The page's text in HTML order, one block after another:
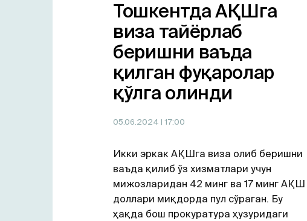
Тошкентда АҚШга
виза тайёрлаб
беришни ваъда
қилган фуқаролар
қўлга олинди
05.06.2024 | 17:00
Икки эркак АҚШга виза олиб беришни
ваъда қилиб ўз хизматлари учун
мижозларидан 42 минг ва 17 минг АҚШ
доллари миқдорда пул сўраган. Бу
ҳақда бош прокуратура ҳузуридаги